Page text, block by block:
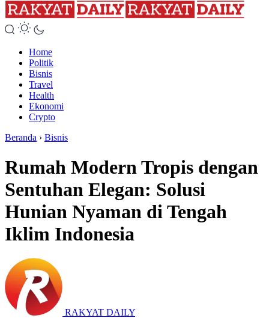
Home
Politik
Bisnis
Travel
Health
Ekonomi
Crypto
Beranda › Bisnis
Rumah Modern Tropis dengan
Sentuhan Elegan: Solusi
Hunian Nyaman di Tengah
Iklim Indonesia
RAKYAT DAILY